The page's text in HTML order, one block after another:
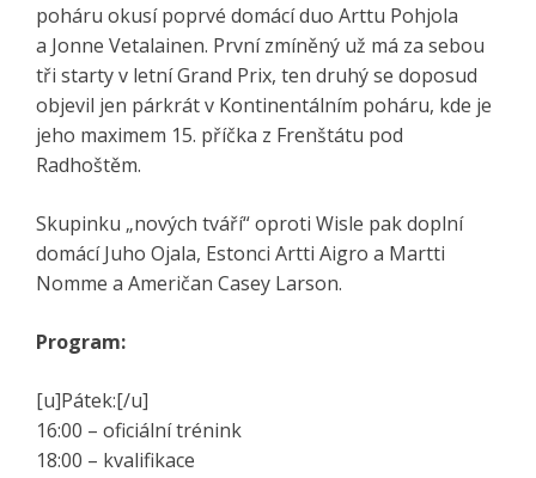
poháru okusí poprvé domácí duo Arttu Pohjola
a Jonne Vetalainen. První zmíněný už má za sebou
tři starty v letní Grand Prix, ten druhý se doposud
objevil jen párkrát v Kontinentálním poháru, kde je
jeho maximem 15. příčka z Frenštátu pod
Radhoštěm.
Skupinku „nových tváří“ oproti Wisle pak doplní
domácí Juho Ojala, Estonci Artti Aigro a Martti
Nomme a Američan Casey Larson.
Program:
[u]Pátek:[/u]
16:00 – oficiální trénink
18:00 – kvalifikace